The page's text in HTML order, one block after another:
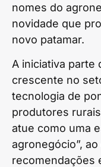
nomes do
novidade que
novo patamar.
A iniciativa parte
crescente no
tecnologia de
produtores
atue como uma
agronegócio”,
recomendações